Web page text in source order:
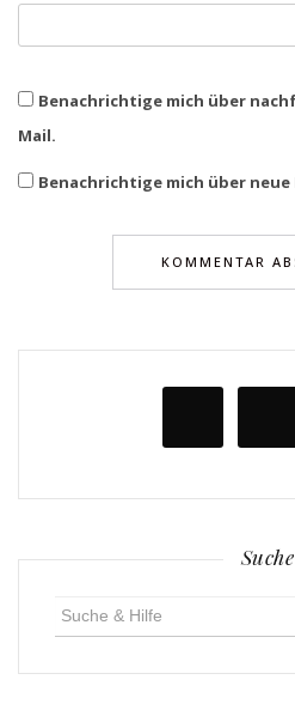
Benachrichtige mich über
Mail.
Benachrichtige mich über neue
Suche